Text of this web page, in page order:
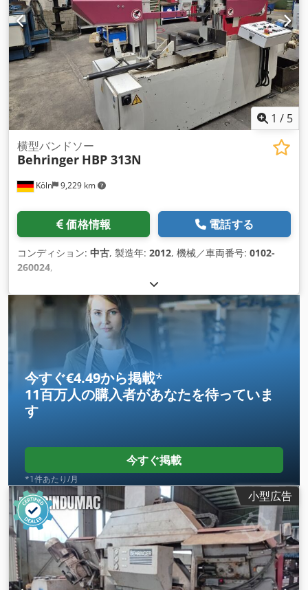
1 / 5
Köln 9,229 km
横型バンドソー
Behringer HBP 313N
価格情報 電話する
コンディション: 中古, 製造年: 2012, 機械／車両番号: 0102-
260024,
今すぐ€4.49から掲載*
11百万人の購入者があなたを待っていま
す
今すぐ掲載
*1件あたり/月
小型広告